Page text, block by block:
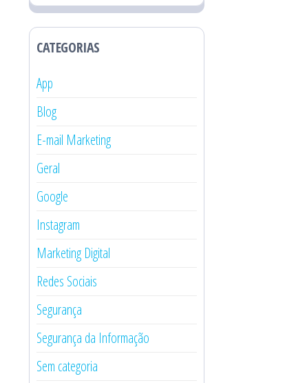
CATEGORIAS
App
Blog
E-mail Marketing
Geral
Google
Instagram
Marketing Digital
Redes Sociais
Segurança
Segurança da Informação
Sem categoria